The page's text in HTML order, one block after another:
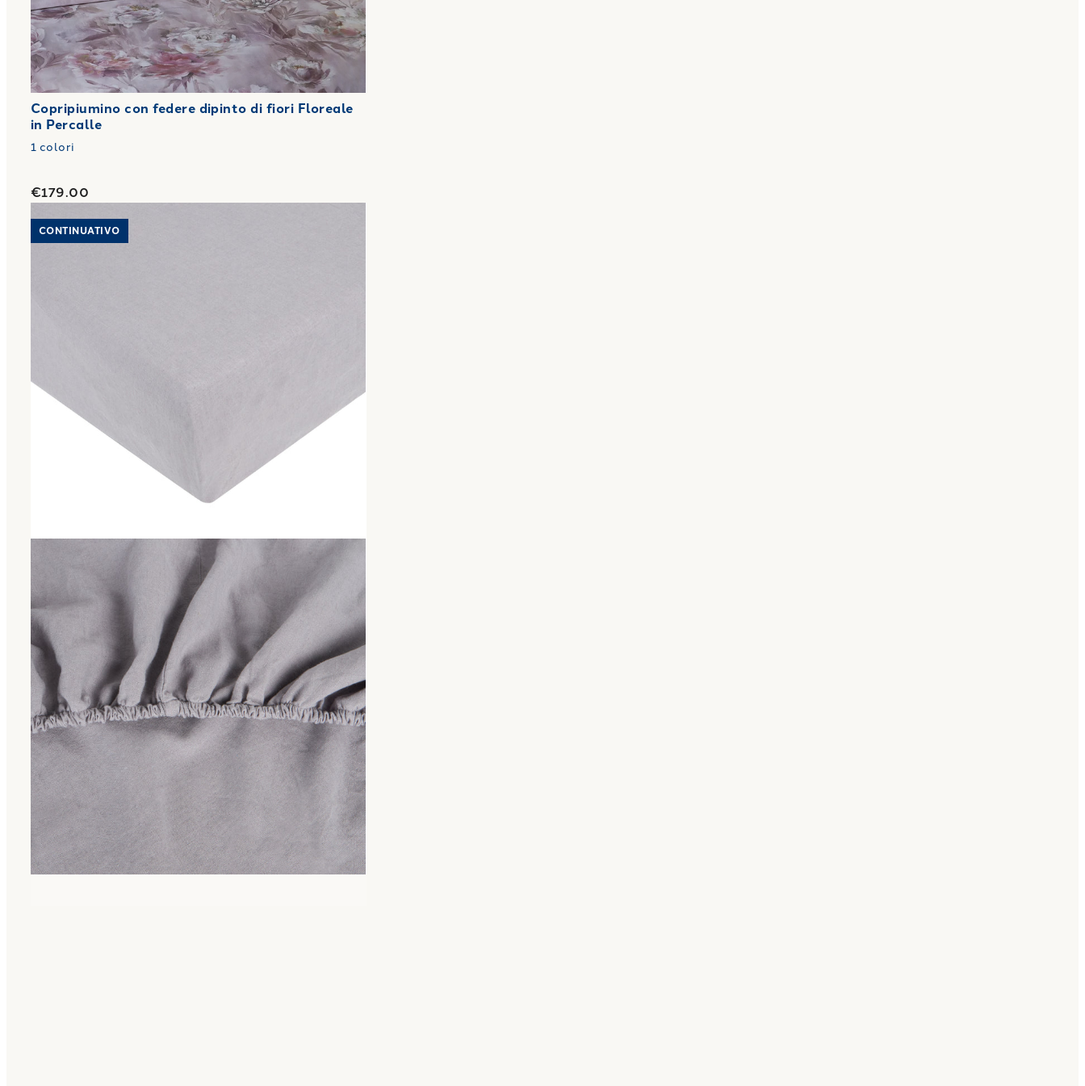
Copripiumino con federe dipinto di fiori Floreale
in Percalle
1 colori
€179.00
CONTINUATIVO